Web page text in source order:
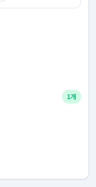
1개